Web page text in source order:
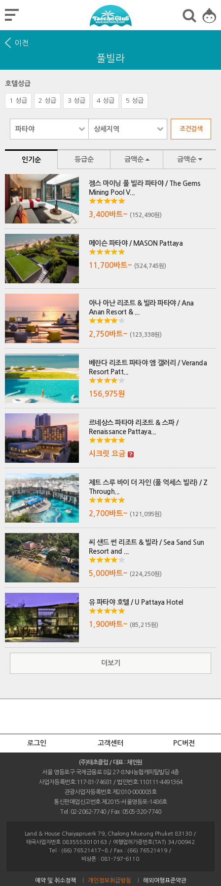
이전
풀빌라
호텔성급
1 성급 2 성급 3 성급 4 성급 5 성급
인기순 등급순 금액순 금액순
젬스 마이닝 풀 빌라 파타야 / The Gems
Mining Pool V...
3,400바트~ (152,490원)
메이슨 파타야 / MASON Pattaya
11,700바트~ (524,745원)
아나 아난 리조트 & 빌라 파타야 / Ana
Anan Resort & ...
2,750바트~ (123,338원)
베란다 리조트 파타야 엠 갤러리 / Veranda
Resort Patt...
156,975원
르네상스 파타야 리조트 & 스파 /
Renaissance Pattaya...
시크릿 요금
제트 스루 바이 더 자인 (풀 억세스 빌라) / Z
Through...
2,700바트~ (121,095원)
씨 샌드 썬 리조트 & 빌라 / Sea Sand Sun
Resort and ...
5,000바트~ (224,250원)
유 파타야 호텔 / U Pattaya Hotel
1,900바트~ (85,215원)
더보기
로그인 고객센터 PC버전
(주)태초클럽 / 대표 : 채인원
서울 영등포구 국제금융로 8길 27-8 NH농협캐피탈빌딩 4층
사업자등록번호:117-81-74681 / 법인번호:110111-4491364
관광사업자등록번호 제2010-000003호
통신판매업신고번호 제2015-서울영등포-1486호
Tel :02-2062-7740 / Fax :0505-320-7740
Land & House Chaiyapruerk 79, Chalong Mueung Phuket 83130 /
태국사업자번호 0835553010163 / 여행업허가증번호(TAT) 34/00942
Tel : (66) 76521417~8 / Fax : (66) 76521419 /
비상폰 : 081-797-6110
예약 및 취소정책 개인정보취급방침 해외여행표준약관